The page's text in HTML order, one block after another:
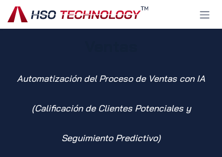
Ir al contenido
Automatización del Proceso de Ventas con IA
(Calificación de Clientes Potenciales y
Seguimiento Predictivo)